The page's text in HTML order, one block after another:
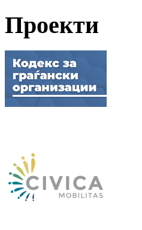
Проекти